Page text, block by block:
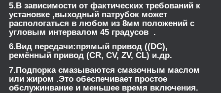
5.В зависимости от фактических требований к
установке ,выходный патрубок может
распологаться в любом из 8мм положений с
угловым интервалом 45 градусов .
6.Вид передачи:прямый привод ((DC),
ремённый привод (CR, CV, ZV, CL) и.др.
7.Подпорка смазываются смазочным маслом
или жиром .Это обеспечивает простое
обслужинвание и меньшее время включения.